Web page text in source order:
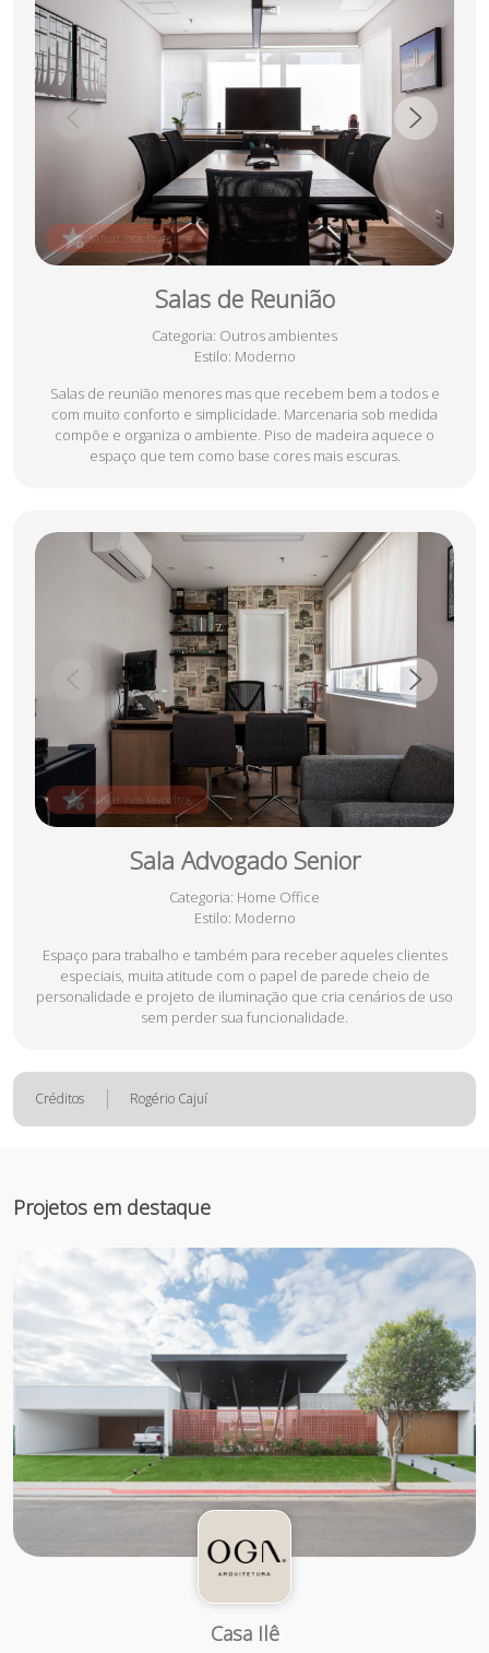
Salas de Reunião
Categoria: Outros ambientes
Estilo: Moderno
Salas de reunião menores mas que recebem bem a todos e
com muito conforto e simplicidade. Marcenaria sob medida
compõe e organiza o ambiente. Piso de madeira aquece o
espaço que tem como base cores mais escuras.
salvar nos favoritos
Sala Advogado Senior
Categoria: Home Office
Estilo: Moderno
Espaço para trabalho e também para receber aqueles clientes
especiais, muita atitude com o papel de parede cheio de
personalidade e projeto de iluminação que cria cenários de uso
sem perder sua funcionalidade.
salvar nos favoritos
Créditos Rogério Cajuí
Projetos em destaque
Casa Ilê